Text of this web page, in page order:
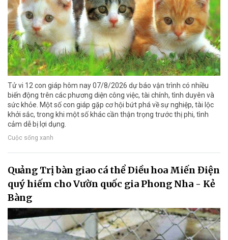
Tử vi 12 con giáp hôm nay 07/8/2026 dự báo vận trình có nhiều
biến động trên các phương diện công việc, tài chính, tình duyên và
sức khỏe. Một số con giáp gặp cơ hội bứt phá về sự nghiệp, tài lộc
khởi sắc, trong khi một số khác cần thận trọng trước thị phi, tình
cảm dễ bị lợi dụng.
Cuộc sống xanh
Quảng Trị bàn giao cá thể Diều hoa Miến Điện
quý hiếm cho Vườn quốc gia Phong Nha - Kẻ
Bàng